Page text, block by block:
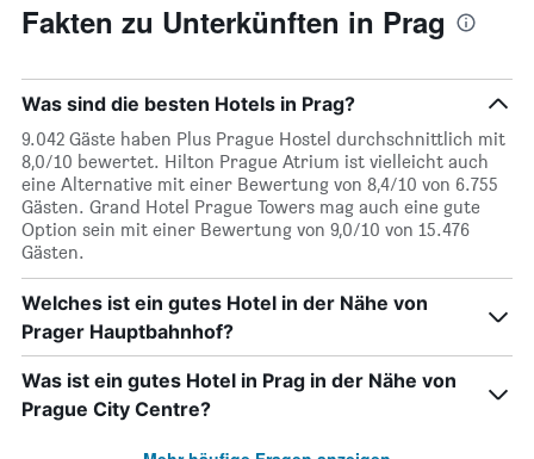
Fakten zu Unterkünften in Prag
Was sind die besten Hotels in Prag?
9.042 Gäste haben Plus Prague Hostel durchschnittlich mit
8,0/10 bewertet. Hilton Prague Atrium ist vielleicht auch
eine Alternative mit einer Bewertung von 8,4/10 von 6.755
Gästen. Grand Hotel Prague Towers mag auch eine gute
Option sein mit einer Bewertung von 9,0/10 von 15.476
Gästen.
Welches ist ein gutes Hotel in der Nähe von
Prager Hauptbahnhof?
Was ist ein gutes Hotel in Prag in der Nähe von
Prague City Centre?